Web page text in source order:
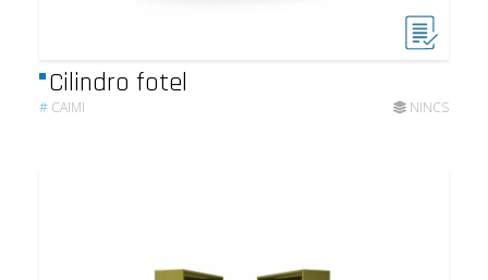
Cilindro fotel
# CAIMI NINCS